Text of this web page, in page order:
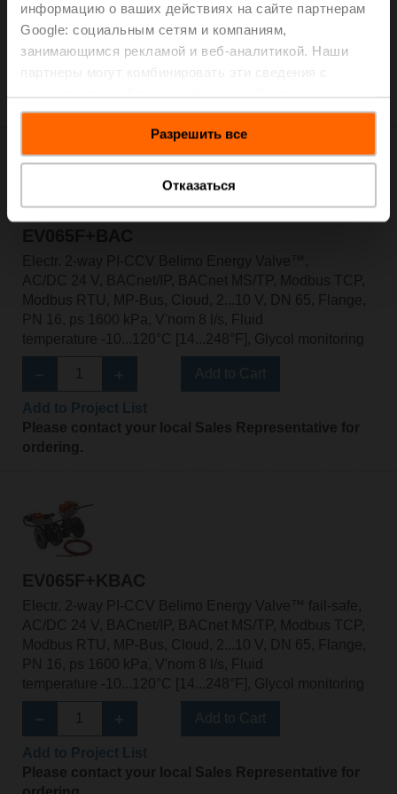
информацию о ваших действиях на сайте партнерам
Google: социальным сетям и компаниям,
занимающимся рекламой и веб-аналитикой. Наши
данными, которые они получили при использовании
Разрешить все
Отказаться
Add to Cart
ordering.
AC/DC 24 V, BACnet/IP, BACnet MS/TP, Modbus TCP,
Modbus RTU, MP-Bus, Cloud, 2...10 V, DN 65, Flange,
PN 16, ps 1600 kPa, V'nom 8 l/s, Fluid
temperature -10...120°C [14...248°F], Glycol monitoring
Please contact your local Sales Representative for
ordering.
EV065F+KBAC
Electr. 2-way PI-CCV Belimo Energy Valve™ fail-safe,
AC/DC 24 V, BACnet/IP, BACnet MS/TP, Modbus TCP,
Modbus RTU, MP-Bus, Cloud, 2...10 V, DN 65, Flange,
PN 16, ps 1600 kPa, V'nom 8 l/s, Fluid
temperature -10...120°C [14...248°F], Glycol monitoring
Please contact your local Sales Representative for